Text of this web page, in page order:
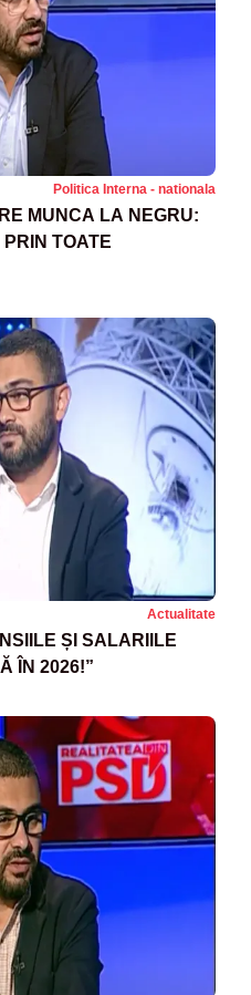
Politica Interna - nationala
MUNCA LA NEGRU:
TOATE
Actualitate
ȘI SALARIILE
ÎN 2026!”